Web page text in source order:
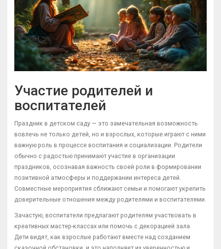
Участие родителей и
воспитателей
Праздник в детском саду — это замечательная возможность
вовлечь не только детей, но и взрослых, которые играют с ними
важную роль в процессе воспитания и социализации. Родители
обычно с радостью принимают участие в организации
праздников, осознавая важность своей роли в формировании
позитивной атмосферы и поддержании интереса детей.
Совместные мероприятия сближают семьи и помогают укрепить
доверительные отношения между родителями и воспитателями.
Зачастую, воспитатели предлагают родителям участвовать в
креативных мастер-классах или помочь с декорацией зала.
Дети видят, как взрослые работают вместе над созданием